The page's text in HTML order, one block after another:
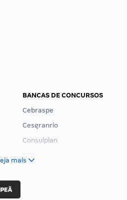
BANCAS DE CONCURSOS
Cebraspe
Cesgranrio
Consulplan
mais